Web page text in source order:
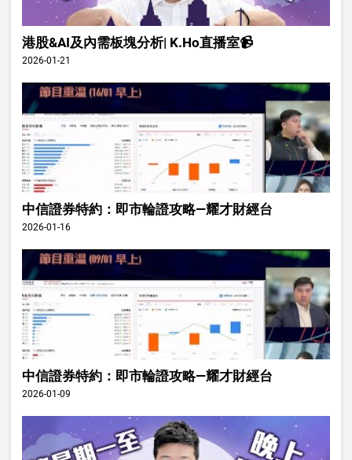
港股&AI及內需板塊分析| K.Ho直播室📹
2026-01-21
中信證券特約：即市輪證攻略—耀才財經台
2026-01-16
中信證券特約：即市輪證攻略—耀才財經台
2026-01-09